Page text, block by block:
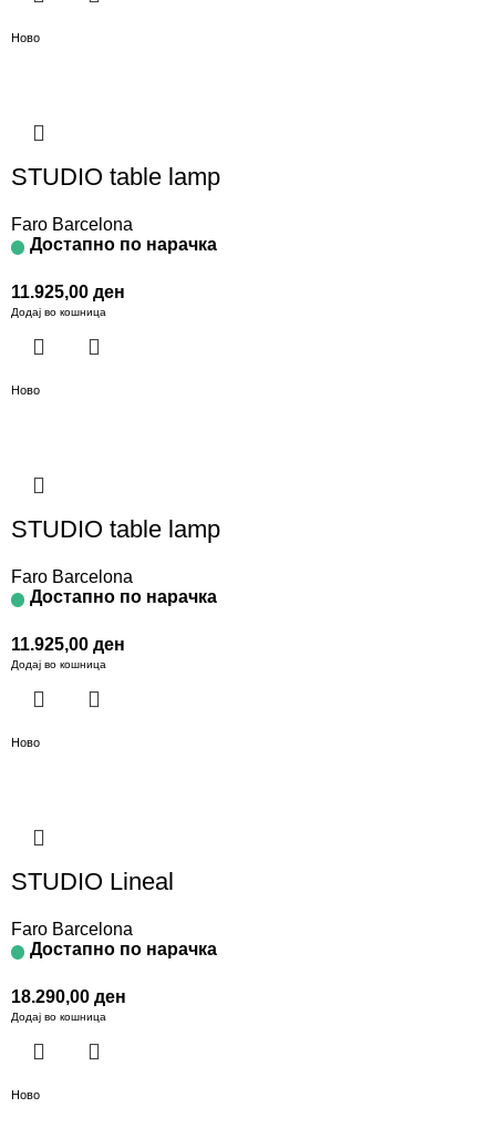
Ново
STUDIO table lamp
Faro Barcelona
Достапно по нарачка
11.925,00 ден
Додај во кошница
Ново
STUDIO table lamp
Faro Barcelona
Достапно по нарачка
11.925,00 ден
Додај во кошница
Ново
STUDIO Lineal
Faro Barcelona
Достапно по нарачка
18.290,00 ден
Додај во кошница
Ново